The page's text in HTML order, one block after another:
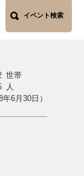
イベント検索
世帯
人
年6月30日）